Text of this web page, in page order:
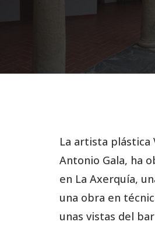
La artista plástica
Antonio Gala, ha
en La Axerquía,
una obra en
unas vistas del